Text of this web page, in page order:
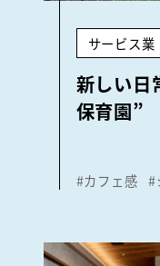
サービス業
新しい日
保育園”
#カフェ感 #